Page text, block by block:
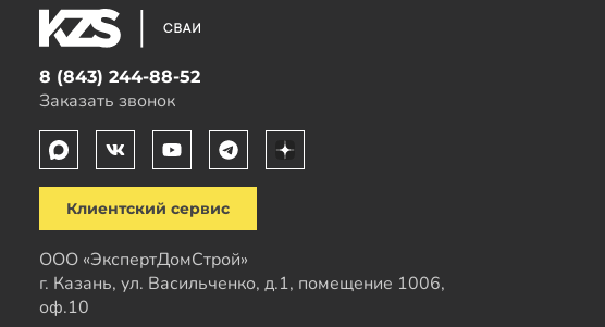
8 (843) 244-88-52
Заказать звонок
Клиентский сервис
ООО «ЭкспертДомСтрой»
г. Казань, ул. Васильченко, д.1, помещение 1006,
оф.10